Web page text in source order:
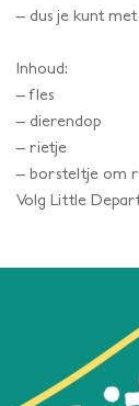
– dus je kunt
Inhoud:
– fles
– dierendop
– rietje
– borsteltje om
Volg Little